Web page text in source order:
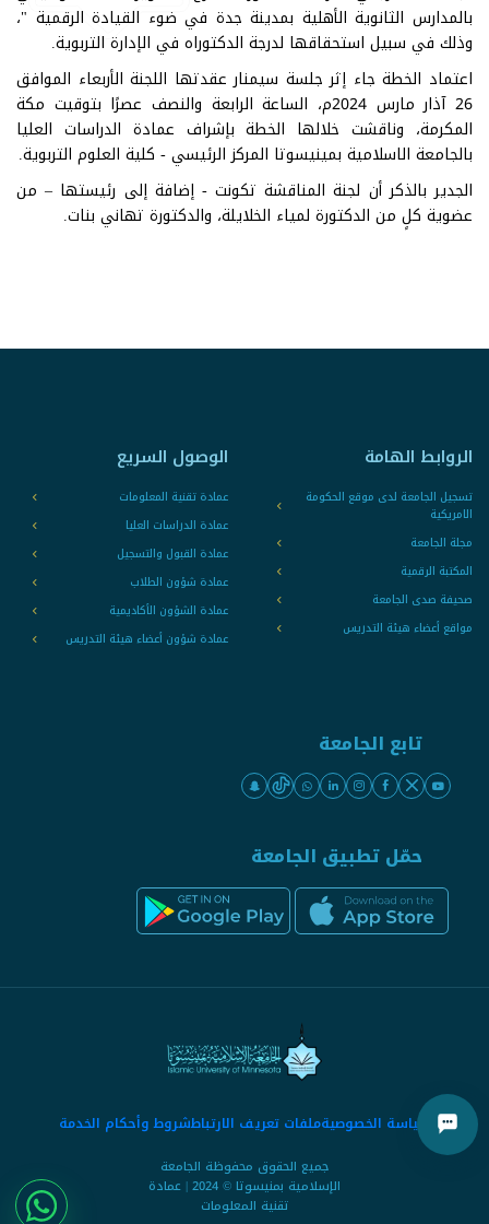
بالمدارس الثانوية الأهلية بمدينة جدة في ضوء القيادة الرقمية "،
وذلك في سبيل استحقاقها لدرجة الدكتوراه في الإدارة التربوية.
اعتماد الخطة جاء إثر جلسة سيمنار عقدتها اللجنة الأربعاء الموافق
26 آذار مارس 2024م، الساعة الرابعة والنصف عصرًا بتوقيت مكة
المكرمة، وناقشت خلالها الخطة بإشراف عمادة الدراسات العليا
بالجامعة الاسلامية بمينيسوتا المركز الرئيسي - كلية العلوم التربوية.
الجدير بالذكر أن لجنة المناقشة تكونت - إضافة إلى رئيستها – من
عضوية كلٍ من الدكتورة لمياء الخلايلة، والدكتورة تهاني بنات.
الروابط الهامة
تسجيل الجامعة لدى موقع الحكومة
الامريكية
مجلة الجامعة
المكتبة الرقمية
صحيفة صدى الجامعة
مواقع أعضاء هيئة التدريس
الوصول السريع
عمادة تقنية المعلومات
عمادة الدراسات العليا
عمادة القبول والتسجيل
عمادة شؤون الطلاب
عمادة الشؤون الأكاديمية
عمادة شؤون أعضاء هيئة التدريس
تابع الجامعة
حمّل تطبيق الجامعة
سياسة الخصوصيةملفات تعريف الارتباطشروط وأحكام الخدمة
جميع الحقوق محفوظة الجامعة
الإسلامية بمنيسوتا © 2024 | عمادة
تقنية المعلومات